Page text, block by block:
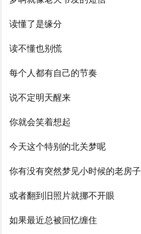
读懂了是缘分
读不懂也别慌
每个人都有自己的节奏
说不定明天醒来
你就会笑着想起
今天这个特别的北关梦呢
你有没有突然梦见小时候的老房子
或者翻到旧照片就挪不开眼
如果最近总被回忆缠住